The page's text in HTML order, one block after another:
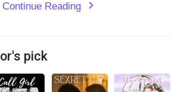
Continue Reading expand_more
pick